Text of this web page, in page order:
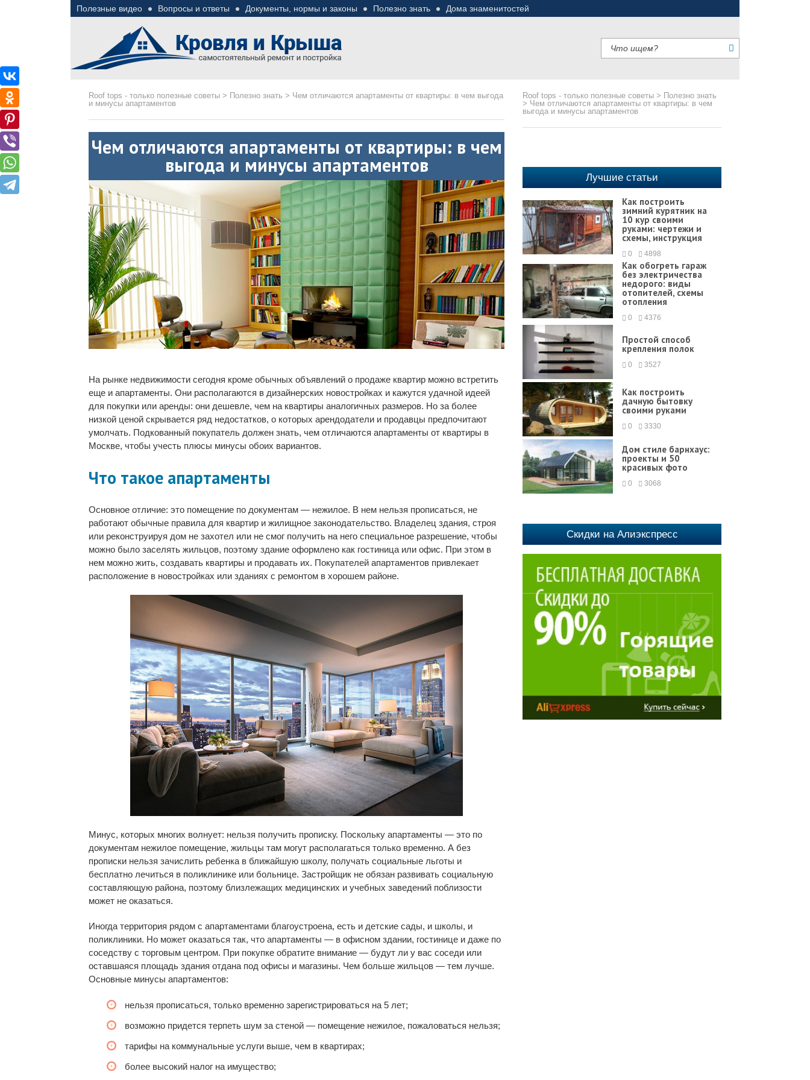
Полезные видео Вопросы и ответы Документы, нормы и законы Полезно знать Дома знаменитостей
Roof tops - только полезные советы > Полезно знать > Чем отличаются апартаменты от квартиры: в чем выгода
и минусы апартаментов
Чем отличаются апартаменты от квартиры: в чем
выгода и минусы апартаментов
На рынке недвижимости сегодня кроме обычных объявлений о продаже квартир можно встретить
еще и апартаменты. Они располагаются в дизайнерских новостройках и кажутся удачной идеей
для покупки или аренды: они дешевле, чем на квартиры аналогичных размеров. Но за более
низкой ценой скрывается ряд недостатков, о которых арендодатели и продавцы предпочитают
умолчать. Подкованный покупатель должен знать, чем отличаются апартаменты от квартиры в
Москве, чтобы учесть плюсы минусы обоих вариантов.
Что такое апартаменты
Основное отличие: это помещение по документам — нежилое. В нем нельзя прописаться, не
работают обычные правила для квартир и жилищное законодательство. Владелец здания, строя
или реконструируя дом не захотел или не смог получить на него специальное разрешение, чтобы
можно было заселять жильцов, поэтому здание оформлено как гостиница или офис. При этом в
нем можно жить, создавать квартиры и продавать их. Покупателей апартаментов привлекает
расположение в новостройках или зданиях с ремонтом в хорошем районе.
Минус, которых многих волнует: нельзя получить прописку. Поскольку апартаменты — это по
документам нежилое помещение, жильцы там могут располагаться только временно. А без
прописки нельзя зачислить ребенка в ближайшую школу, получать социальные льготы и
бесплатно лечиться в поликлинике или больнице. Застройщик не обязан развивать социальную
составляющую района, поэтому близлежащих медицинских и учебных заведений поблизости
может не оказаться.
Иногда территория рядом с апартаментами благоустроена, есть и детские сады, и школы, и
поликлиники. Но может оказаться так, что апартаменты — в офисном здании, гостинице и даже по
соседству с торговым центром. При покупке обратите внимание — будут ли у вас соседи или
оставшаяся площадь здания отдана под офисы и магазины. Чем больше жильцов — тем лучше.
Основные минусы апартаментов:
нельзя прописаться, только временно зарегистрироваться на 5 лет;
возможно придется терпеть шум за стеной — помещение нежилое, пожаловаться нельзя;
тарифы на коммунальные услуги выше, чем в квартирах;
более высокий налог на имущество;
Roof tops - только полезные советы > Полезно знать
> Чем отличаются апартаменты от квартиры: в чем
выгода и минусы апартаментов
Лучшие статьи
Как построить
зимний курятник на
10 кур своими
руками: чертежи и
схемы, инструкция
0 4898
Как обогреть гараж
без электричества
недорого: виды
отопителей, схемы
отопления
0 4376
Простой способ
крепления полок
0 3527
Как построить
дачную бытовку
своими руками
0 3330
Дом стиле барнхаус:
проекты и 50
красивых фото
0 3068
Скидки на Алиэкспресс